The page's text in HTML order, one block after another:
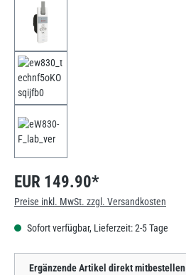
EUR 149.90*
Preise inkl. MwSt. zzgl. Versandkosten
Sofort verfügbar, Lieferzeit: 2-5 Tage
Ergänzende Artikel direkt mitbestellen